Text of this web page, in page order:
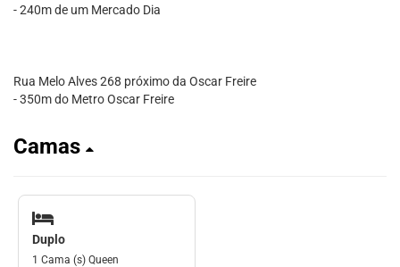
- 240m de um Mercado Dia
Rua Melo Alves 268 próximo da Oscar Freire
- 350m do Metro Oscar Freire
Camas
Duplo
1 Cama (s) Queen